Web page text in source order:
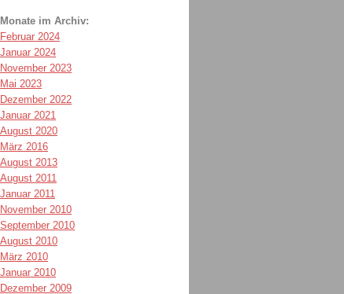
Monate im Archiv:
Februar 2024
Januar 2024
November 2023
Mai 2023
Dezember 2022
Januar 2021
August 2020
März 2016
August 2013
August 2011
Januar 2011
November 2010
September 2010
August 2010
März 2010
Januar 2010
Dezember 2009